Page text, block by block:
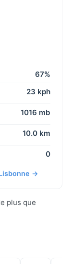
67%
23 kph
1016 mb
10.0 km
0
→
plus que